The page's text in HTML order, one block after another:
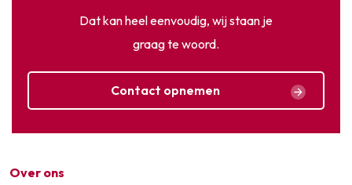
Dat kan heel eenvoudig, wij staan je
graag te woord.
Contact opnemen
Over ons